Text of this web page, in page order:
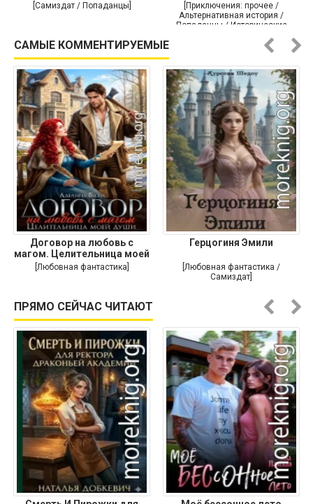
[Самиздат / Попаданцы]
[Приключения: прочее /
Альтернативная история /
Попаданцы / Исторические
САМЫЕ КОММЕНТИРУЕМЫЕ
Договор на любовь с
магом. Целительница моей
души
[Любовная фантастика]
Герцогиня Эмили
[Любовная фантастика /
Самиздат]
ПРЯМО СЕЙЧАС ЧИТАЮТ